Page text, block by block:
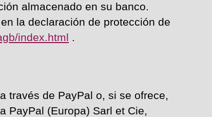
almacenado en su banco.
la declaración de protección de
index.html .
través de PayPal o, si se ofrece,
PayPal (Europa) Sarl et Cie,